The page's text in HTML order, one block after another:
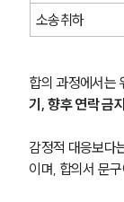
소송취하
합의 과정에서는
기, 향후 연락 금
감정적 대응보다
이며, 합의서 문